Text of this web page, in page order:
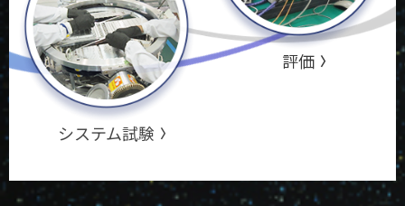
評価
システム試験